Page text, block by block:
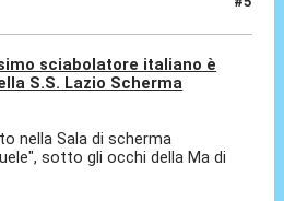
sciabolatore italiano è
S.S. Lazio Scherma
nella Sala di scherma
sotto gli occhi della Ma di